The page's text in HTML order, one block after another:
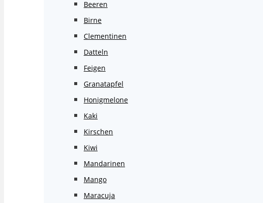
Beeren
Birne
Clementinen
Datteln
Feigen
Granatapfel
Honigmelone
Kaki
Kirschen
Kiwi
Mandarinen
Mango
Maracuja